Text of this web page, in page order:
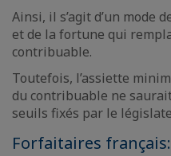
Ainsi, il s’agit d’un mode
et de la fortune qui
contribuable.
Toutefois, l’assiette
du contribuable ne
seuils fixés par le
Forfaitaires